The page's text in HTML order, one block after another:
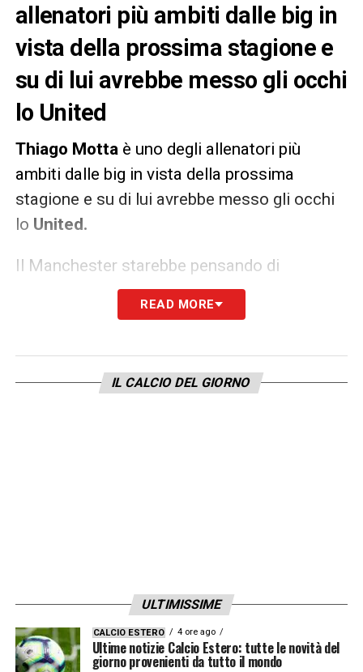
allenatori più ambiti dalle big in
vista della prossima stagione e
su di lui avrebbe messo gli occhi
lo United
Thiago Motta è uno degli allenatori più
ambiti dalle big in vista della prossima
stagione e su di lui avrebbe messo gli occhi
lo United.
Il Manchester starebbe pensando di
Ten Hage provare a convincere
l’allenatore delBolognaper iniziare un
Juventus.Lo scriveLa Gazzetta
READ MORE
IL CALCIO DEL GIORNO
ULTIMISSIME
CALCIO ESTERO 4 ore ago
Ultime notizie Calcio Estero: tutte le novità del
giorno provenienti da tutto il mondo